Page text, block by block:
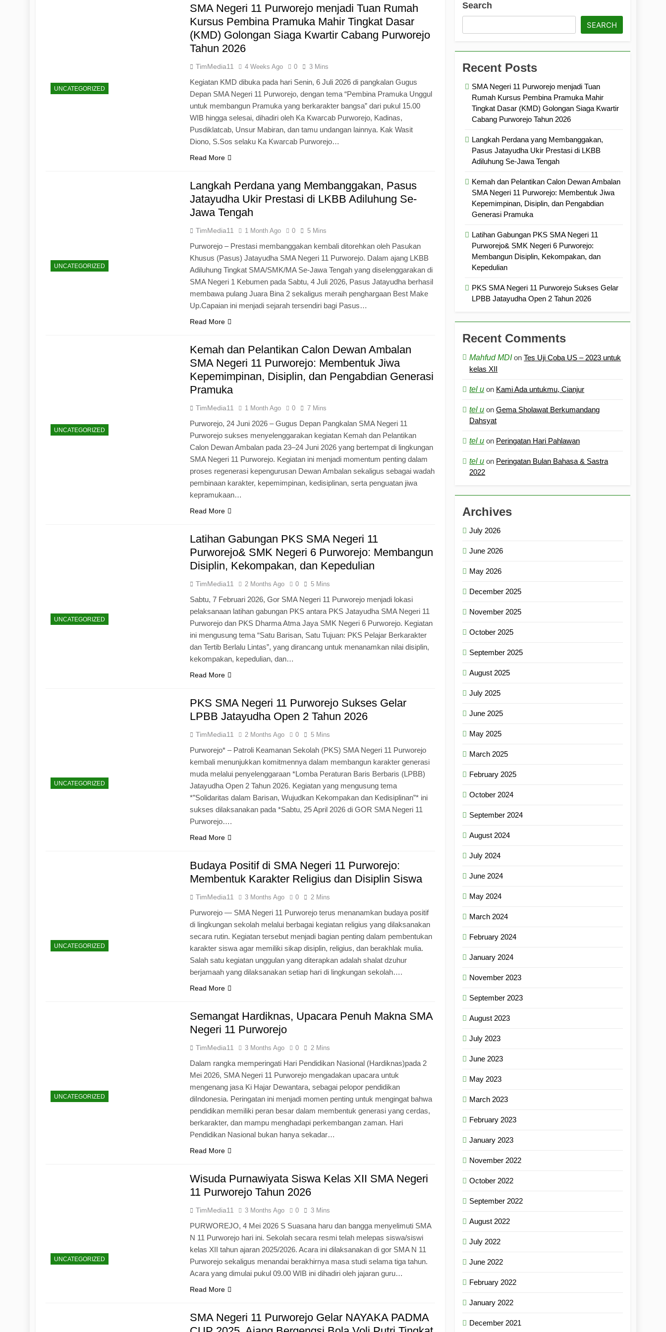
Pengabdian Generasi Pramuka
UNCATEGORIZED
SMA Negeri 11 Purworejo menjadi Tuan Rumah
Kursus Pembina Pramuka Mahir Tingkat Dasar
(KMD) Golongan Siaga Kwartir Cabang Purworejo
Tahun 2026
TimMedia11 4 Weeks Ago 0 3 Mins
Kegiatan KMD dibuka pada hari Senin, 6 Juli 2026 di pangkalan Gugus
Depan SMA Negeri 11 Purworejo, dengan tema “Pembina Pramuka Unggul
untuk membangun Pramuka yang berkarakter bangsa” dari pukul 15.00
WIB hingga selesai, dihadiri oleh Ka Kwarcab Purworejo, Kadinas,
Pusdiklatcab, Unsur Mabiran, dan tamu undangan lainnya. Kak Wasit
Diono, S.Sos selaku Ka Kwarcab Purworejo…
Read More
UNCATEGORIZED
Langkah Perdana yang Membanggakan, Pasus
Jatayudha Ukir Prestasi di LKBB Adiluhung Se-
Jawa Tengah
TimMedia11 1 Month Ago 0 5 Mins
Purworejo – Prestasi membanggakan kembali ditorehkan oleh Pasukan
Khusus (Pasus) Jatayudha SMA Negeri 11 Purworejo. Dalam ajang LKBB
Adiluhung Tingkat SMA/SMK/MA Se-Jawa Tengah yang diselenggarakan di
SMA Negeri 1 Kebumen pada Sabtu, 4 Juli 2026, Pasus Jatayudha berhasil
membawa pulang Juara Bina 2 sekaligus meraih penghargaan Best Make
Up.Capaian ini menjadi sejarah tersendiri bagi Pasus…
Read More
UNCATEGORIZED
Kemah dan Pelantikan Calon Dewan Ambalan
SMA Negeri 11 Purworejo: Membentuk Jiwa
Kepemimpinan, Disiplin, dan Pengabdian Generasi
Pramuka
TimMedia11 1 Month Ago 0 7 Mins
Purworejo, 24 Juni 2026 – Gugus Depan Pangkalan SMA Negeri 11
Purworejo sukses menyelenggarakan kegiatan Kemah dan Pelantikan
Calon Dewan Ambalan pada 23–24 Juni 2026 yang bertempat di lingkungan
SMA Negeri 11 Purworejo. Kegiatan ini menjadi momentum penting dalam
proses regenerasi kepengurusan Dewan Ambalan sekaligus sebagai wadah
pembinaan karakter, kepemimpinan, kedisiplinan, serta penguatan jiwa
kepramukaan…
Read More
UNCATEGORIZED
Latihan Gabungan PKS SMA Negeri 11
Purworejo& SMK Negeri 6 Purworejo: Membangun
Disiplin, Kekompakan, dan Kepedulian
TimMedia11 2 Months Ago 0 5 Mins
Sabtu, 7 Februari 2026, Gor SMA Negeri 11 Purworejo menjadi lokasi
pelaksanaan latihan gabungan PKS antara PKS Jatayudha SMA Negeri 11
Purworejo dan PKS Dharma Atma Jaya SMK Negeri 6 Purworejo. Kegiatan
ini mengusung tema “Satu Barisan, Satu Tujuan: PKS Pelajar Berkarakter
dan Tertib Berlalu Lintas”, yang dirancang untuk menanamkan nilai disiplin,
kekompakan, kepedulian, dan…
Read More
UNCATEGORIZED
PKS SMA Negeri 11 Purworejo Sukses Gelar
LPBB Jatayudha Open 2 Tahun 2026
TimMedia11 2 Months Ago 0 5 Mins
Purworejo* – Patroli Keamanan Sekolah (PKS) SMA Negeri 11 Purworejo
kembali menunjukkan komitmennya dalam membangun karakter generasi
muda melalui penyelenggaraan *Lomba Peraturan Baris Berbaris (LPBB)
Jatayudha Open 2 Tahun 2026. Kegiatan yang mengusung tema
*”Solidaritas dalam Barisan, Wujudkan Kekompakan dan Kedisiplinan”* ini
sukses dilaksanakan pada *Sabtu, 25 April 2026 di GOR SMA Negeri 11
Purworejo….
Read More
UNCATEGORIZED
Budaya Positif di SMA Negeri 11 Purworejo:
Membentuk Karakter Religius dan Disiplin Siswa
TimMedia11 3 Months Ago 0 2 Mins
Purworejo — SMA Negeri 11 Purworejo terus menanamkan budaya positif
di lingkungan sekolah melalui berbagai kegiatan religius yang dilaksanakan
secara rutin. Kegiatan tersebut menjadi bagian penting dalam pembentukan
karakter siswa agar memiliki sikap disiplin, religius, dan berakhlak mulia.
Salah satu kegiatan unggulan yang diterapkan adalah shalat dzuhur
berjamaah yang dilaksanakan setiap hari di lingkungan sekolah….
Read More
UNCATEGORIZED
Semangat Hardiknas, Upacara Penuh Makna SMA
Negeri 11 Purworejo
TimMedia11 3 Months Ago 0 2 Mins
Dalam rangka memperingati Hari Pendidikan Nasional (Hardiknas)pada 2
Mei 2026, SMA Negeri 11 Purworejo mengadakan upacara untuk
mengenang jasa Ki Hajar Dewantara, sebagai pelopor pendidikan
diIndonesia. Peringatan ini menjadi momen penting untuk mengingat bahwa
pendidikan memiliki peran besar dalam membentuk generasi yang cerdas,
berkarakter, dan mampu menghadapi perkembangan zaman. Hari
Pendidikan Nasional bukan hanya sekadar…
Read More
UNCATEGORIZED
Wisuda Purnawiyata Siswa Kelas XII SMA Negeri
11 Purworejo Tahun 2026
TimMedia11 3 Months Ago 0 3 Mins
PURWOREJO, 4 Mei 2026 S Suasana haru dan bangga menyelimuti SMA
N 11 Purworejo hari ini. Sekolah secara resmi telah melepas siswa/siswi
kelas XII tahun ajaran 2025/2026. Acara ini dilaksanakan di gor SMA N 11
Purworejo sekaligus menandai berakhirnya masa studi selama tiga tahun.
Acara yang dimulai pukul 09.00 WIB ini dihadiri oleh jajaran guru…
Read More
SMA Negeri 11 Purworejo Gelar NAYAKA PADMA
Search
SEARCH
Recent Posts
SMA Negeri 11 Purworejo menjadi Tuan
Rumah Kursus Pembina Pramuka Mahir
Tingkat Dasar (KMD) Golongan Siaga Kwartir
Cabang Purworejo Tahun 2026
Langkah Perdana yang Membanggakan,
Pasus Jatayudha Ukir Prestasi di LKBB
Adiluhung Se-Jawa Tengah
Kemah dan Pelantikan Calon Dewan Ambalan
SMA Negeri 11 Purworejo: Membentuk Jiwa
Kepemimpinan, Disiplin, dan Pengabdian
Generasi Pramuka
Latihan Gabungan PKS SMA Negeri 11
Purworejo& SMK Negeri 6 Purworejo:
Membangun Disiplin, Kekompakan, dan
Kepedulian
PKS SMA Negeri 11 Purworejo Sukses Gelar
LPBB Jatayudha Open 2 Tahun 2026
Recent Comments
Mahfud MDIonTes Uji Coba US – 2023 untuk
kelas XII
tel u on Kami Ada untukmu, Cianjur
tel u onGema Sholawat Berkumandang
Dahsyat
tel u on Peringatan Hari Pahlawan
tel u on Peringatan Bulan Bahasa & Sastra
2022
Archives
July 2026
June 2026
May 2026
December 2025
November 2025
October 2025
September 2025
August 2025
July 2025
June 2025
May 2025
March 2025
February 2025
October 2024
September 2024
August 2024
July 2024
June 2024
May 2024
March 2024
February 2024
January 2024
November 2023
September 2023
August 2023
July 2023
June 2023
May 2023
March 2023
February 2023
January 2023
November 2022
October 2022
September 2022
August 2022
July 2022
June 2022
February 2022
January 2022
December 2021